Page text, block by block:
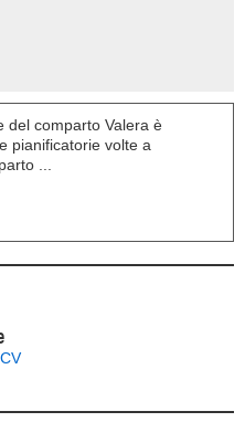
del comparto Valera è
pianificatorie volte a
...